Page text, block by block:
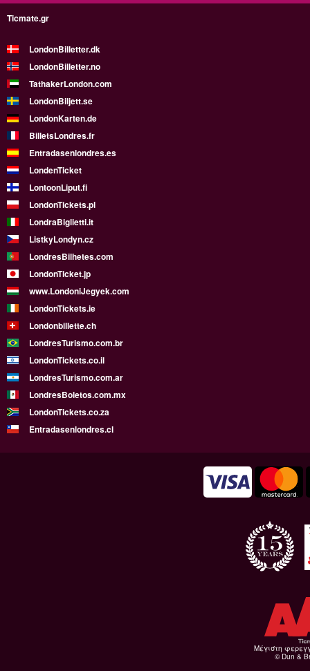
Ticmate.gr
LondonBilletter.dk
LondonBilletter.no
TathakerLondon.com
LondonBiljett.se
LondonKarten.de
BilletsLondres.fr
Entradasenlondres.es
LondenTicket
LontoonLiput.fi
LondonTickets.pl
LondraBiglietti.it
ListkyLondyn.cz
LondresBilhetes.com
LondonTicket.jp
www.LondoniJegyek.com
LondonTickets.ie
Londonbillette.ch
LondresTurismo.com.br
LondonTickets.co.il
LondresTurismo.com.ar
LondresBoletos.com.mx
LondonTickets.co.za
Entradasenlondres.cl
Μέγιστη
© Dun &